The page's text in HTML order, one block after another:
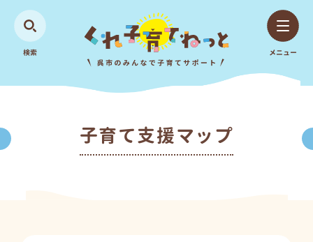
検索 メニュー
子育て支援マップ